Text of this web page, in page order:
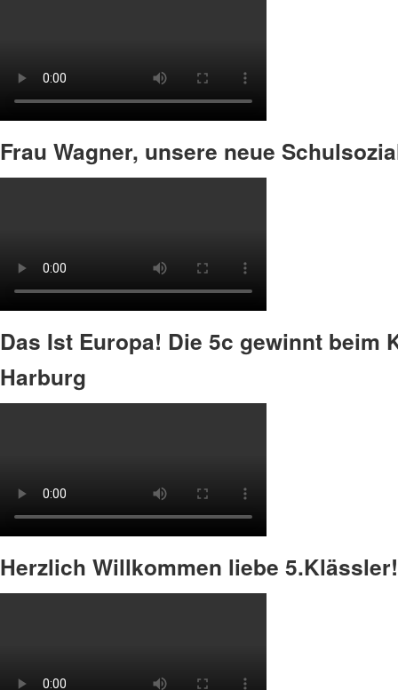
Frau Wagner, unsere neue
Das Ist Europa! Die 5c gewinnt
Harburg
Herzlich Willkommen liebe 5.Klässler!